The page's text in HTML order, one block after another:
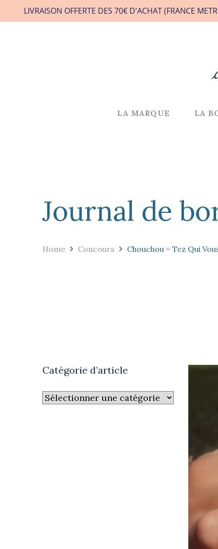
LIVRAISON OFFERTE DES 70€ D'ACHAT (FRANCE
LA MARQUE LA
Journal de
Home Concours Chouchou – Tez Qui
Catégorie d’article
Catégorie